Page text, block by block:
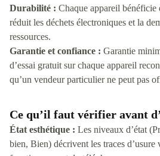
Durabilité : Chaque appareil bénéficie
réduit les déchets électroniques et la
ressources.
Garantie et confiance : Garantie
d’essai gratuit sur chaque appareil
qu’un vendeur particulier ne peut pas
Ce qu’il faut vérifier avant
État esthétique : Les niveaux d’état
bien, Bien) décrivent les traces d’usure